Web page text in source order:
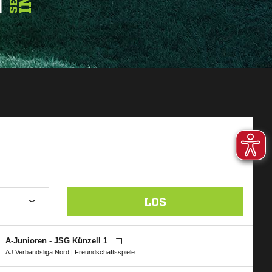
LOS
A-Junioren - JSG Künzell 1
AJ Verbandsliga Nord | Freundschaftsspiele